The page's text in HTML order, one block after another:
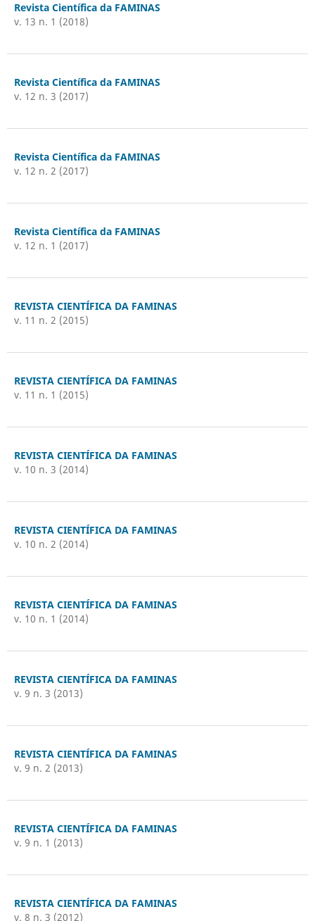
Revista Científica da FAMINAS
v. 13 n. 1 (2018)
Revista Científica da FAMINAS
v. 12 n. 3 (2017)
Revista Científica da FAMINAS
v. 12 n. 2 (2017)
Revista Científica da FAMINAS
v. 12 n. 1 (2017)
REVISTA CIENTÍFICA DA FAMINAS
v. 11 n. 2 (2015)
REVISTA CIENTÍFICA DA FAMINAS
v. 11 n. 1 (2015)
REVISTA CIENTÍFICA DA FAMINAS
v. 10 n. 3 (2014)
REVISTA CIENTÍFICA DA FAMINAS
v. 10 n. 2 (2014)
REVISTA CIENTÍFICA DA FAMINAS
v. 10 n. 1 (2014)
REVISTA CIENTÍFICA DA FAMINAS
v. 9 n. 3 (2013)
REVISTA CIENTÍFICA DA FAMINAS
v. 9 n. 2 (2013)
REVISTA CIENTÍFICA DA FAMINAS
v. 9 n. 1 (2013)
REVISTA CIENTÍFICA DA FAMINAS
v. 8 n. 3 (2012)